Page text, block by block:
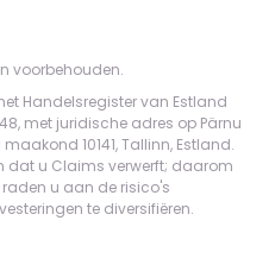
voorbehouden.
Handelsregister van Estland
met juridische adres op Pärnu
10141, Tallinn, Estland.
dat u Claims verwerft; daarom
u aan de risico's
te diversifiëren.